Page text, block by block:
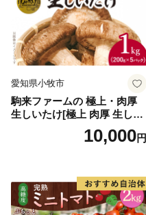
愛知県小牧市
駒来ファームの 極上・肉厚
生しいたけ[極上 肉厚 生しい
たけ 生シイタケ 生椎茸 安心
安全 国産 採れたて 新鮮 きの
10,000円